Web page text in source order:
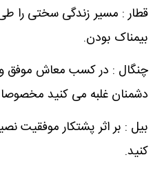
قطار : مسیر زندگی سختی را
بیمناک بودن.
چنگال : در کسب معاش موفق و
دشمنان غلبه می کنید مخصوصا
بیل : بر اثر پشتکار
کنید.